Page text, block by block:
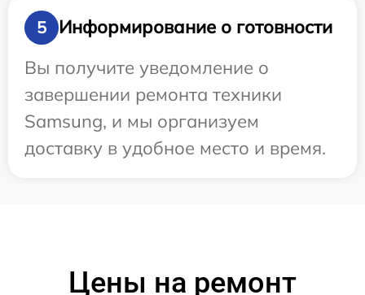
5
Информирование о готовности
Вы получите уведомление о
завершении ремонта техники
Samsung, и мы организуем
доставку в удобное место и время.
Цены на ремонт